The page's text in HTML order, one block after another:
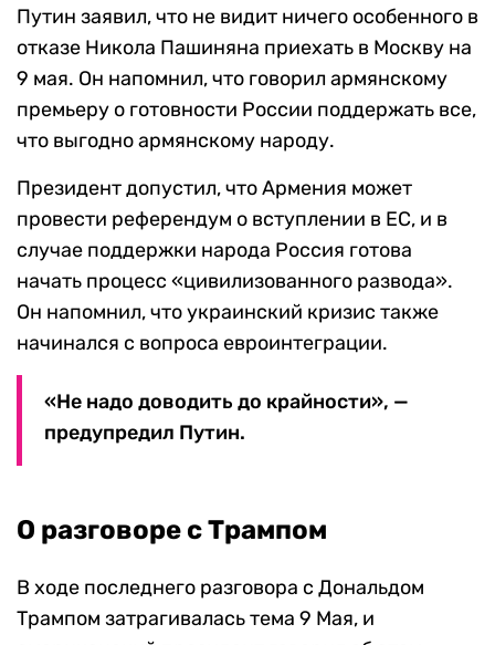
Путин заявил, что не видит ничего особенного в
отказе Никола Пашиняна приехать в Москву на
9 мая. Он напомнил, что говорил армянскому
премьеру о готовности России поддержать все,
что выгодно армянскому народу.
Президент допустил, что Армения может
провести референдум о вступлении в ЕС, и в
случае поддержки народа Россия готова
начать процесс «цивилизованного развода».
Он напомнил, что украинский кризис также
начинался с вопроса евроинтеграции.
«Не надо доводить до крайности», —
предупредил Путин.
О разговоре с Трампом
В ходе последнего разговора с Дональдом
Трампом затрагивалась тема 9 Мая, и